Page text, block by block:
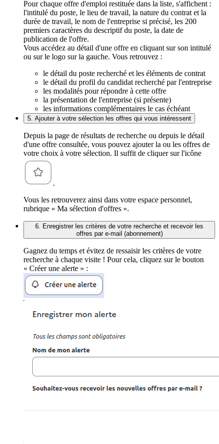
Pour chaque offre d'emploi restituée dans la liste, s'affichent :
l'intitulé du poste, le lieu de travail, la nature du contrat et la
durée de travail, le nom de l'entreprise si précisé, les 200
premiers caractères du descriptif du poste, la date de
publication de l'offre.
Vous accédez au détail d'une offre en cliquant sur son intitulé
ou sur le logo sur la gauche. Vous retrouvez :
le détail du poste recherché et les éléments de contrat
le détail du profil du candidat recherché par l'entreprise
les modalités pour répondre à cette offre
la présentation de l'entreprise (si présente)
les informations complémentaires le cas échéant
5. Ajouter à votre sélection les offres qui vous intéressent
Depuis la page de résultats de recherche ou depuis le détail
d'une offre consultée, vous pouvez ajouter la ou les offres de
votre choix à votre sélection. Il suffit de cliquer sur l'icône
.
Vous les retrouverez ainsi dans votre espace personnel,
rubrique « Ma sélection d'offres ».
6. Enregistrer les critères de votre recherche et recevoir les
offres par e-mail (abonnement)
Gagnez du temps et évitez de ressaisir les critères de votre
recherche à chaque visite ! Pour cela, cliquez sur le bouton
« Créer une alerte » :